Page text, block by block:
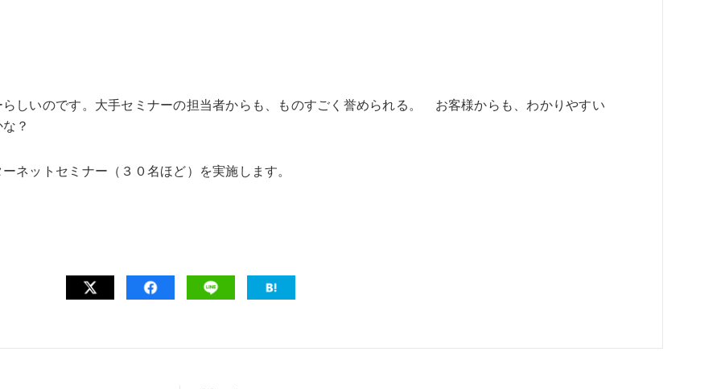
しいのです。大手セミナーの担当者からも、ものすごく誉められる。 お客様からも、わかりやすい
？
ネットセミナー（３０名ほど）を実施します。